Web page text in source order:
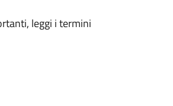
leggi i termini